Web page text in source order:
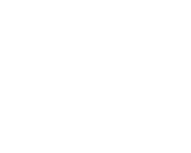
avec des
sans intermédiaire
véhicule, les
entre